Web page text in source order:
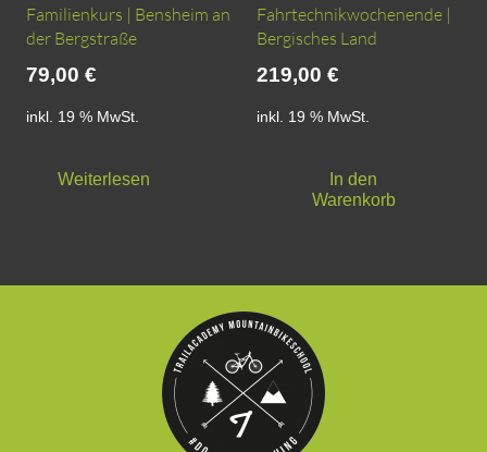
Familienkurs | Bensheim an
der Bergstraße
79,00 €
inkl. 19 % MwSt.
Weiterlesen
Fahrtechnikwochenende |
Bergisches Land
219,00 €
inkl. 19 % MwSt.
In den
Warenkorb